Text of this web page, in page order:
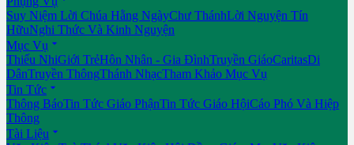
Suy Niệm Lời Chúa Hằng NgàyChư ThánhLời Nguyện Tín
HữuNghi Thức Và Kinh Nguyện
Mục Vụ 
Thiếu NhiGiới TrẻHôn Nhân - Gia ĐìnhTruyền GiáoCaritasDi
DânTruyền ThôngThánh NhạcTham Khảo Mục Vụ
Tin Tức 
Thông BáoTin Tức Giáo PhậnTin Tức Giáo HộiCáo Phó Và Hiệp
Thông
Tài Liệu 